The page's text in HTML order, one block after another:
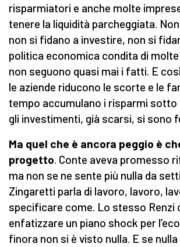
risparmiatori e anche molte
tenere la liquidità parcheggiata.
non si fidano a investire, non si
politica economica condita di
non seguono quasi mai i fatti. E
le aziende riducono le scorte e le
tempo accumulano i risparmi sotto
gli investimenti, già scarsi, si sono
Ma quel che è ancora peggio è
progetto. Conte aveva promesso
ma non se ne sente più nulla da
Zingaretti parla di lavoro, lavoro,
specificare come. Lo stesso Renzi
enfatizzare un piano shock per
finora non si è visto nulla. E se